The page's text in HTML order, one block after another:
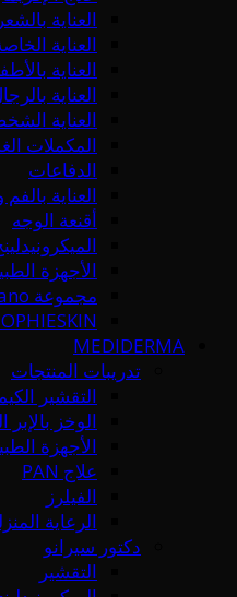
العناية بالشعر
العناية
العناية
العناية
العناية
المكملات
الدفاعات
العناية
أقنعة الوجه
الأجهزة
مجموعة Dr. Serrano
MEDIDERMA
تدريبات المنتجات
التقشير
الوخز بالإبر
الأجهزة
علاج PAN
الفيلرز
الرعاية
دكتور سيرانو
التقشير